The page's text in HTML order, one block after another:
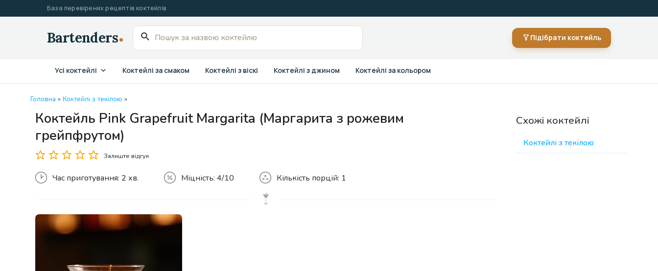
до
База перевірених рецептів коктейлів
Пошук
для:
Підібрати коктейль
Усі коктейлі Коктейлі за смаком Коктейлі з віскі Коктейлі з джином Коктейлі за кольором
Головна » Коктейлі з текілою »
Коктейль Pink Grapefruit Margarita (Маргарита з рожевим
грейпфрутом)
Залиште відгук
Час приготування: 2 хв. Міцність: 4/10
Кількість
Кількість порцій: 1
Схожі коктейлі
Коктейлі з текілою